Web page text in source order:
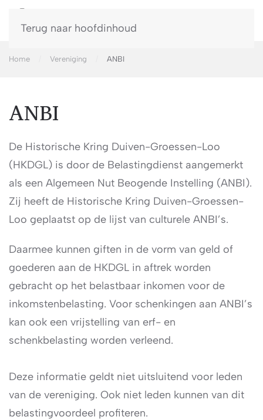
Terug naar hoofdinhoud
Home Vereniging ANBI
ANBI
De Historische Kring Duiven-Groessen-Loo
(HKDGL) is door de Belastingdienst aangemerkt
als een Algemeen Nut Beogende Instelling (ANBI).
Zij heeft de Historische Kring Duiven-Groessen-
Loo geplaatst op de lijst van culturele ANBI’s.
Daarmee kunnen giften in de vorm van geld of
goederen aan de HKDGL in aftrek worden
gebracht op het belastbaar inkomen voor de
inkomstenbelasting. Voor schenkingen aan ANBI’s
kan ook een vrijstelling van erf- en
schenkbelasting worden verleend.
Deze informatie geldt niet uitsluitend voor leden
van de vereniging. Ook niet leden kunnen van dit
belastingvoordeel profiteren.